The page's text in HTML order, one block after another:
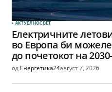
АКТУЕЛНОСВЕТ
Електричните
во Европа би
до почетокот на
од Енергетика24август 7, 2026